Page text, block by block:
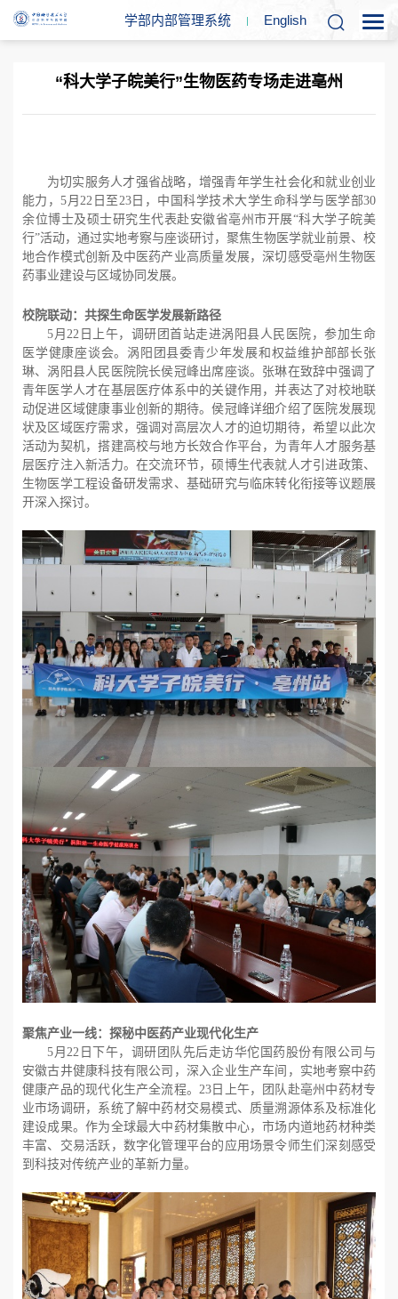
学部内部管理系统 English
“科大学子皖美行”生物医药专场走进亳州
为切实服务人才强省战略，增强青年学生社会化和就业创业
能力，5月22日至23日，中国科学技术大学生命科学与医学部30
余位博士及硕士研究生代表赴安徽省亳州市开展“科大学子皖美
行”活动，通过实地考察与座谈研讨，聚焦生物医学就业前景、校
地合作模式创新及中医药产业高质量发展，深切感受亳州生物医
药事业建设与区域协同发展。
校院联动：共探生命医学发展新路径
5月22日上午，调研团首站走进涡阳县人民医院，参加生命
医学健康座谈会。涡阳团县委青少年发展和权益维护部部长张
琳、涡阳县人民医院院长侯冠峰出席座谈。张琳在致辞中强调了
青年医学人才在基层医疗体系中的关键作用，并表达了对校地联
动促进区域健康事业创新的期待。侯冠峰详细介绍了医院发展现
状及区域医疗需求，强调对高层次人才的迫切期待，希望以此次
活动为契机，搭建高校与地方长效合作平台，为青年人才服务基
层医疗注入新活力。在交流环节，硕博生代表就人才引进政策、
生物医学工程设备研发需求、基础研究与临床转化衔接等议题展
开深入探讨。
聚焦产业一线：探秘中医药产业现代化生产
5月22日下午，调研团队先后走访华佗国药股份有限公司与
安徽古井健康科技有限公司，深入企业生产车间，实地考察中药
健康产品的现代化生产全流程。23日上午，团队赴亳州中药材专
业市场调研，系统了解中药材交易模式、质量溯源体系及标准化
建设成果。作为全球最大中药材集散中心，市场内道地药材种类
丰富、交易活跃，数字化管理平台的应用场景令师生们深刻感受
到科技对传统产业的革新力量。